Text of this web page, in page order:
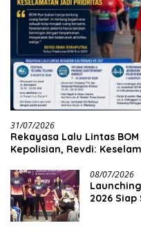
31/07/2026
Rekayasa Lalu Lintas
Kepolisian, Revdi:
08/07/2026
2026